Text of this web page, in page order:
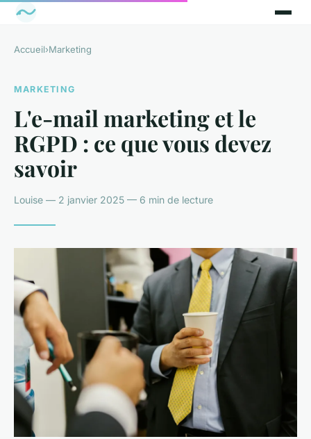
Accueil›Marketing
MARKETING
L'e-mail marketing et le
RGPD : ce que vous devez
savoir
Louise — 2 janvier 2025 — 6 min de lecture